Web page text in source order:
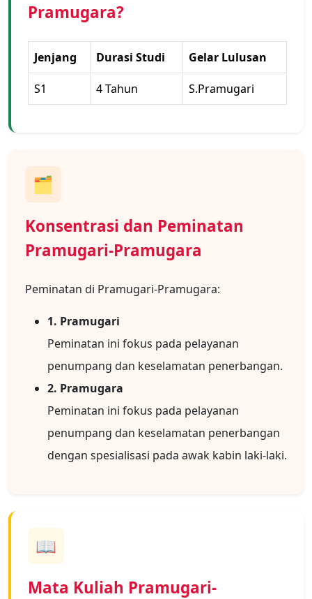
Pramugara?
Jenjang Durasi Studi Gelar Lulusan
S1 4 Tahun S.Pramugari
🗂️
Konsentrasi dan Peminatan
Pramugari-Pramugara
Peminatan di Pramugari-Pramugara:
1. Pramugari
Peminatan ini fokus pada pelayanan
penumpang dan keselamatan penerbangan.
2. Pramugara
Peminatan ini fokus pada pelayanan
penumpang dan keselamatan penerbangan
dengan spesialisasi pada awak kabin laki-laki.
📖
Mata Kuliah Pramugari-